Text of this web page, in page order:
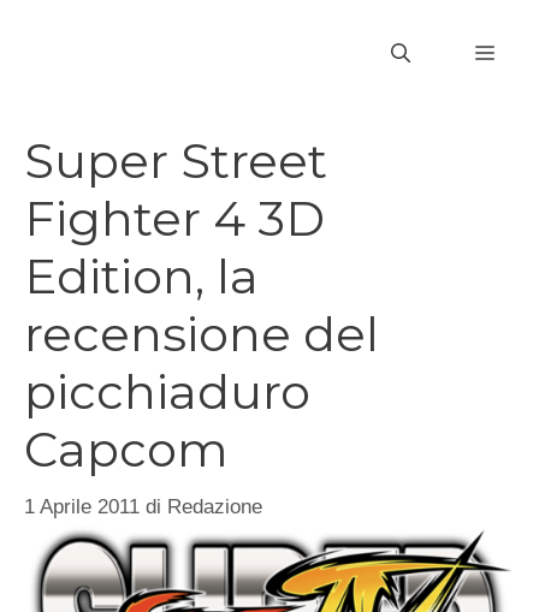
Super Street
Fighter 4 3D
Edition, la
recensione del
picchiaduro
Capcom
1 Aprile 2011 di Redazione